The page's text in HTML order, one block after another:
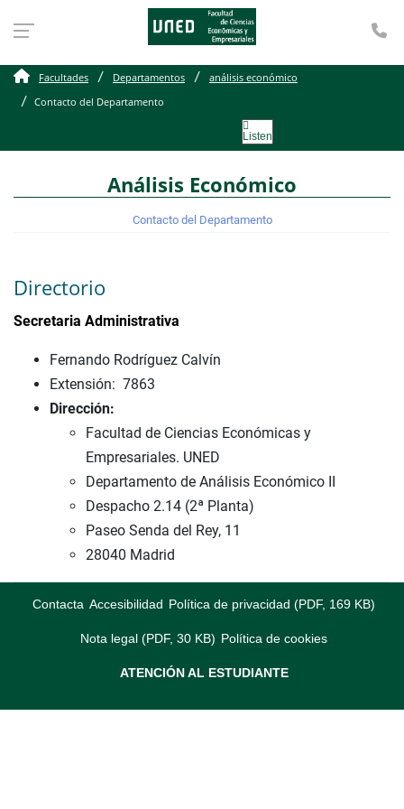
Contacto del
Facultades Departamentos
análisis económico
Contacto del Departamento
Listen
Análisis Económico
Contacto del Departamento
Directorio
Secretaria Administrativa
Fernando Rodríguez Calvín
Extensión: 7863
Dirección:
Facultad de Ciencias Económicas y
Empresariales. UNED
Departamento de Análisis Económico II
Despacho 2.14 (2ª Planta)
Paseo Senda del Rey, 11
28040 Madrid
Contacta Accesibilidad Política de privacidad (PDF, 169 KB)
Nota legal (PDF, 30 KB) Política de cookies
ATENCIÓN AL ESTUDIANTE